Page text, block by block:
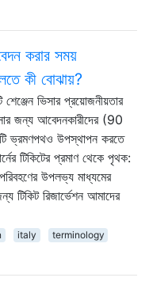
করার সময়
কী বোঝায়?
ভিসার প্রয়োজনীয়তার
জন্য আবেদনকারীদের (90
ভ্রমণপথও উপস্থাপন করতে
টিকিটের প্রমাণ থেকে পৃথক:
উপলভ্য মাধ্যমের
টিকিট রিজার্ভেশন আমাদের
italy
terminology